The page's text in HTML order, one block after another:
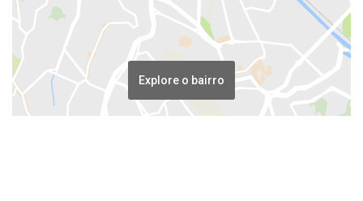
Explore o bairro